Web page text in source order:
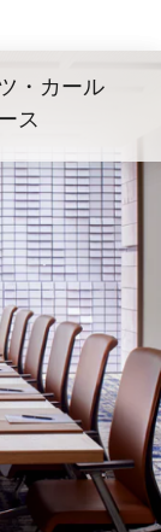
・カール
ス